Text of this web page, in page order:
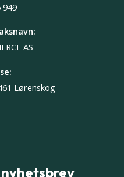
949
AS
Lørenskog